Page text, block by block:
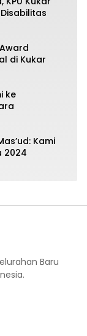
di Kukar
ke
Kami
2024
Baru